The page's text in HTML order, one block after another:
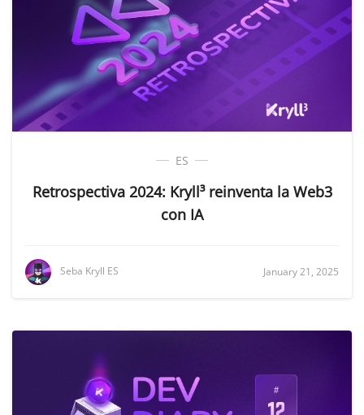
ES
Retrospectiva 2024: Kryll³ reinventa la Web3
con IA
Seba Kryll ES January 21, 2025